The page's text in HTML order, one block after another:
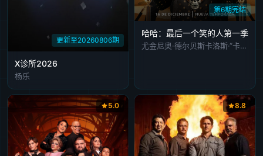
更新至20260806期
X诊所2026
杨乐
第6期完结
哈哈：最后一个笑的人第一季
尤金尼奥·德尔贝斯卡洛斯·“卡皮”·佩雷斯毛里西奥·巴里恩托斯
5.0 8.8